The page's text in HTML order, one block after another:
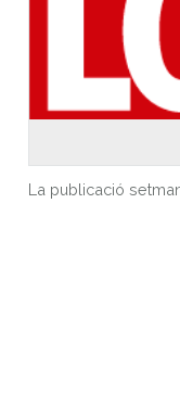
La publicació